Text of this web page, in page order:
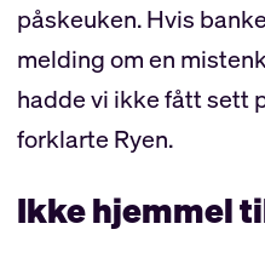
påskeuken. Hvis
melding om en
hadde vi ikke fått sett
forklarte Ryen.
Ikke hjemmel